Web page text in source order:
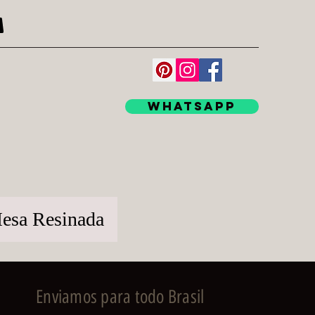
WhatsApp
Resinada
Enviamos para todo Brasil